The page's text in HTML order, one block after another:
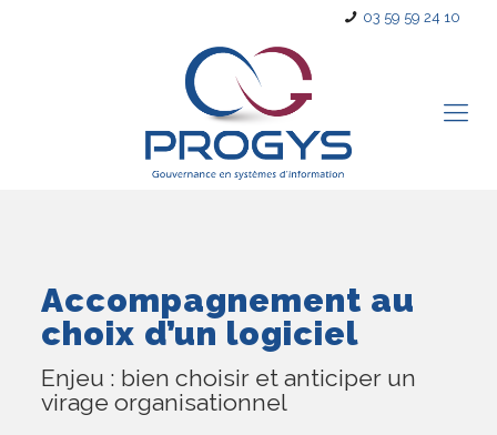
03 59 59 24 10
Accompagnement au
choix d’un logiciel
Enjeu : bien choisir et anticiper un
virage organisationnel